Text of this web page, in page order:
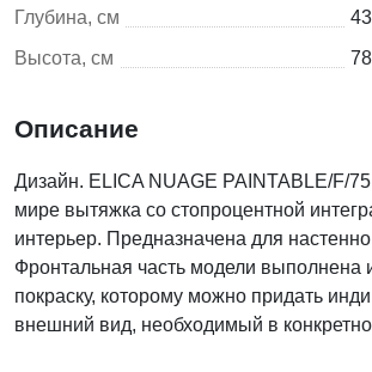
Глубина, см
Высота, см
Описание
Дизайн. ELICA NUAGE PAINTABLE/F/
мире вытяжка со стопроцентной
интерьер. Предназначена для
Фронтальная часть модели выполнена
покраску, которому можно придать
внешний вид, необходимый в